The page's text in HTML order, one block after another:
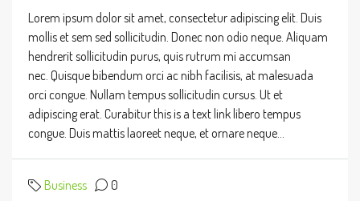
Lorem ipsum dolor sit amet, consectetur adipiscing elit. Duis
mollis et sem sed sollicitudin. Donec non odio neque. Aliquam
hendrerit sollicitudin purus, quis rutrum mi accumsan
nec. Quisque bibendum orci ac nibh facilisis, at malesuada
orci congue. Nullam tempus sollicitudin cursus. Ut et
adipiscing erat. Curabitur this is a text link libero tempus
congue. Duis mattis laoreet neque, et ornare neque...
Business 0